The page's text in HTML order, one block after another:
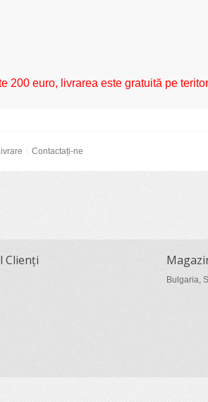
200 euro, livrarea este gratuită pe
Contactați-ne
Clienți
Bulgaria,